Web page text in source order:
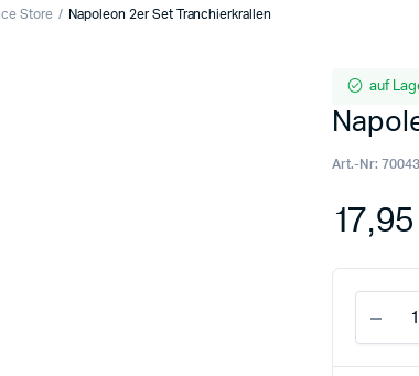
Store Napoleon 2er Set Tranchierkrallen
auf
Art.-Nr: 70043
17,95